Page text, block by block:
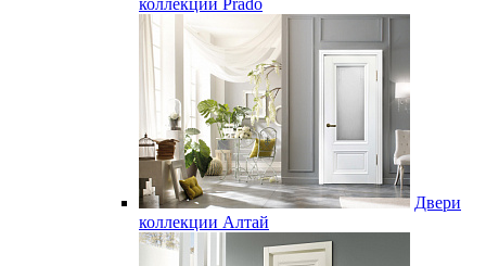
коллекции Prado
Двери
коллекции Алтай